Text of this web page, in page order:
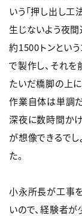
いう「押し出し工
生じないよう夜
約1500トンとい
で製作し、それを
たいだ橋脚の上に
作業自体は単調
深夜に数時間か
が想像できるで
た。
小永所長が工事
いので、経験者が